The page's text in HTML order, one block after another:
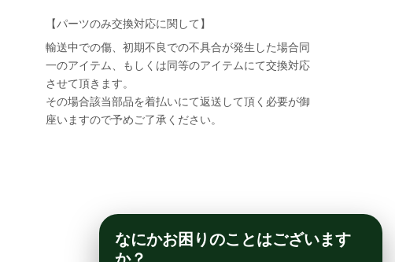
【パーツのみ交換対応に関して】
輸送中での傷、初期不良での不具合が発生した場合同
一のアイテム、もしくは同等のアイテムにて交換対応
させて頂きます。
その場合該当部品を着払いにて返送して頂く必要が御
座いますので予めご了承ください。
なにかお困りのことはございます